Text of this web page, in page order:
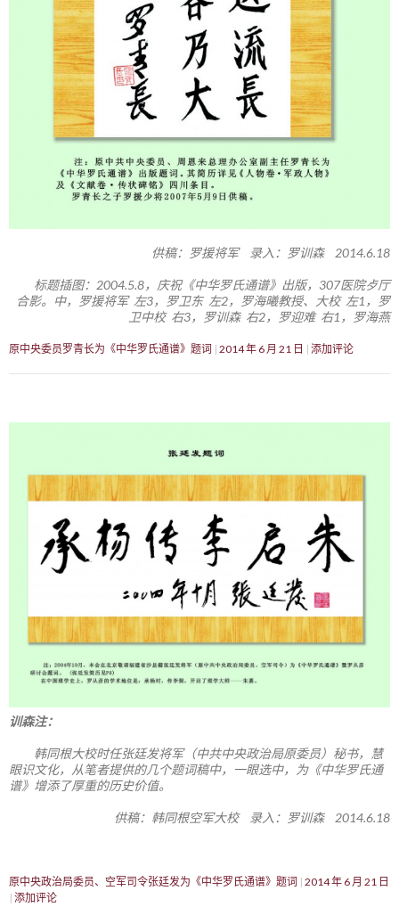
供稿：罗援将军 录入：罗训森 2014.6.18
标题插图：2004.5.8，庆祝《中华罗氏通谱》出版，307医院歺厅
合影。中，罗援将军 左3，罗卫东 左2，罗海曦教授、大校 左1，罗
卫中校 右3，罗训森 右2，罗迎难 右1，罗海燕
原中央委员罗青长为《中华罗氏通谱》题词 2014 年 6 月 21 日 添加评论
训森注：
韩同根大校时任张廷发将军（中共中央政治局原委员）秘书，慧
眼识文化，从笔者提供的几个题词稿中，一眼选中，为《中华罗氏通
谱》增添了厚重的历史价值。
供稿：韩同根空军大校 录入：罗训森 2014.6.18
原中央政治局委员、空军司令张廷发为《中华罗氏通谱》题词 2014 年 6 月 21 日
添加评论